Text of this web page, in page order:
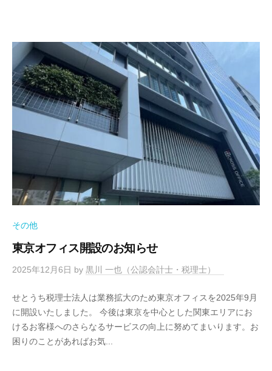
社
設
立
な
ら
援
な
ら
お
ま
い
その他
東京オフィス開設のお知らせ
2025年12月6日 by 黒川 一也（公認会計士・税理士）
せとうち税理士法人は業務拡大のため東京オフィスを2025年9月
に開設いたしました。 今後は東京を中心とした関東エリアにお
けるお客様へのさらなるサービスの向上に努めてまいります。お
困りのことがあればお気...